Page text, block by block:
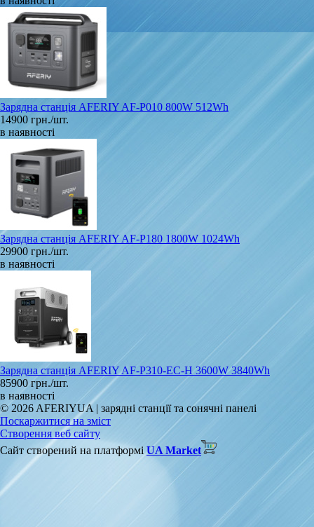
Зарядна станція AFERIY AF-P010 800W 512Wh
14900 грн./шт.
в наявності
Зарядна станція AFERIY AF-P180 1800W 1024Wh
29900 грн./шт.
в наявності
Зарядна станція AFERIY AF-P310-EC-H 3600W 3840Wh
85900 грн./шт.
в наявності
© 2026 AFERIYUA | зарядні станції та сонячні панелі
Поскаржитися на зміст
Створення веб сайту
Сайт створений на платформіUA Market